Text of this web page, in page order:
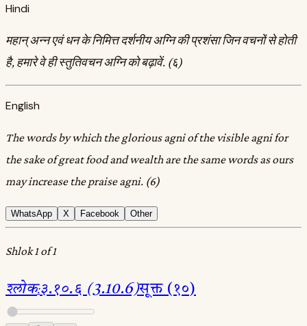
Hindi
महान्‌ अन्न एवं धन के निमित्त दर्शनीय अग्नि की प्रशंसा जिन वचनों से होती
है, हमारे वे ही स्तुतिवचन अग्नि को बढ़ावें. (६)
English
The words by which the glorious agni of the visible agni for
the sake of great food and wealth are the same words as ours
may increase the praise agni. (6)
WhatsApp X Facebook Other
Shlok 1 of 1
श्लोक:३.१०.६ (3.10.6)सूक्त (१०)